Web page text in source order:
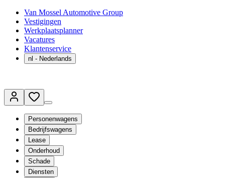
Van Mossel Automotive Group
Vestigingen
Werkplaatsplanner
Vacatures
Klantenservice
nl - Nederlands
Personenwagens
Bedrijfswagens
Lease
Onderhoud
Schade
Diensten